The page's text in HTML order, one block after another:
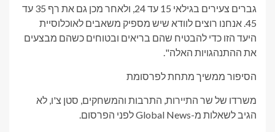
גברים צעירים בגילאי 15 עד 24, ולאחר מכן גם את רף 35 עד
45. אנחנו רוצים לוודא שיש מספיק משאבים לאוכלוסיית
היעד הזו כדי להבטיח שהם בריאים ובטוחים כשהם מבצעים
את ההתנהגויות האלה".
הסיפור ממשיך מתחת לפרסומת
משרדו של שר התיירות, התרבות והמשחקים, סטן צ'ו, לא
הגיב לשאלות מ-Global News לפני הפרסום.